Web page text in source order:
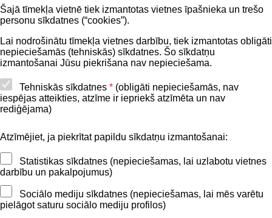
Šajā tīmekļa vietnē tiek izmantotas vietnes īpašnieka un trešo
personu sīkdatnes (“cookies”).
Lai nodrošinātu tīmekļa vietnes darbību, tiek izmantotas obligāti
nepieciešamās (tehniskās) sīkdatnes. Šo sīkdatņu
izmantošanai Jūsu piekrišana nav nepieciešama.
Tehniskās sīkdatnes * (obligāti nepieciešamās, nav
iespējas atteikties, atzīme ir iepriekš atzīmēta un nav
rediģējama)
Atzīmējiet, ja piekrītat papildu sīkdatņu izmantošanai:
Statistikas sīkdatnes (nepieciešamas, lai uzlabotu vietnes
darbību un pakalpojumus)
Sociālo mediju sīkdatnes (nepieciešamas, lai mēs varētu
pielāgot saturu sociālo mediju profilos)
Privātuma politika
Lapas karte
Piekļūstamības paziņojums
Kontakti
BIS atbalsta dienesta tālrunis:
Sekojiet mums